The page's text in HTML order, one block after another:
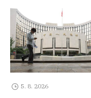
5. 8. 2026